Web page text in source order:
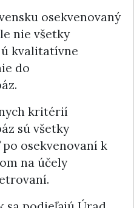
osekvenovaný
nie všetky
kvalitatívne
do
kritérií
sú všetky
osekvenovaní k
na účely